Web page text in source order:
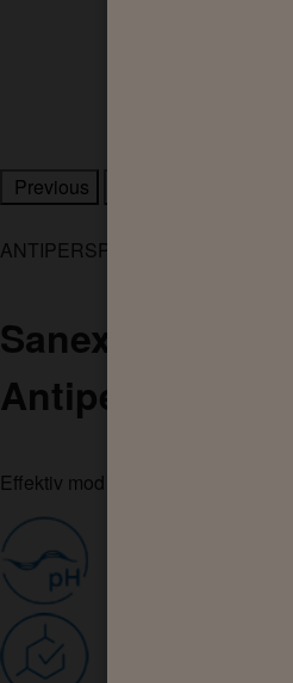
Previous
ANTIPERSPIRANT
Sanex Derma
Antiperspirant
Effektiv mod sved, mild mod hud og